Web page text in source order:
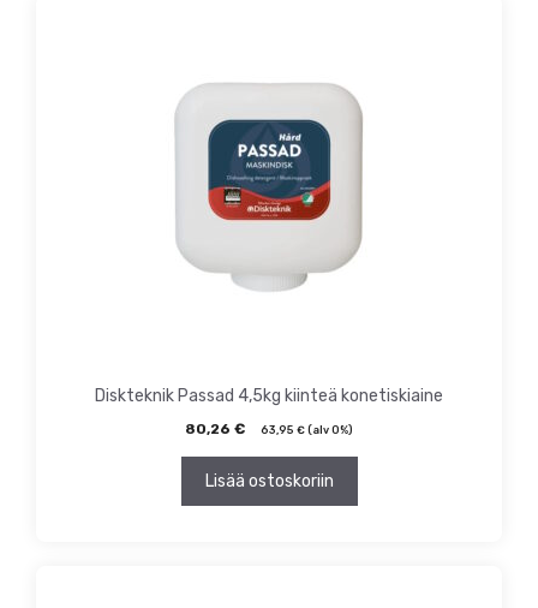
Diskteknik Passad 4,5kg kiinteä konetiskiaine
80,26 € 63,95 € (alv 0%)
Lisää ostoskoriin